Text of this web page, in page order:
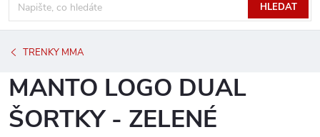
HLEDAT
TRENKY MMA
MANTO LOGO DUAL
ŠORTKY - ZELENÉ